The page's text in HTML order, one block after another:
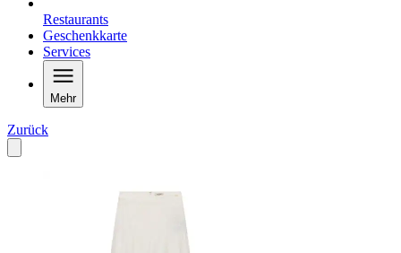
Restaurants
Geschenkkarte
Services
Mehr
Zurück